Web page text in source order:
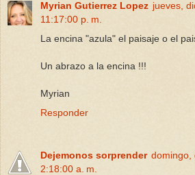
Myrian Gutierrez Lopez jueves,
11:17:00 p. m.
La encina "azula" el paisaje o el
Un abrazo a la encina !!!
Myrian
Responder
Dejemonos sorprender domingo,
2:18:00 a. m.